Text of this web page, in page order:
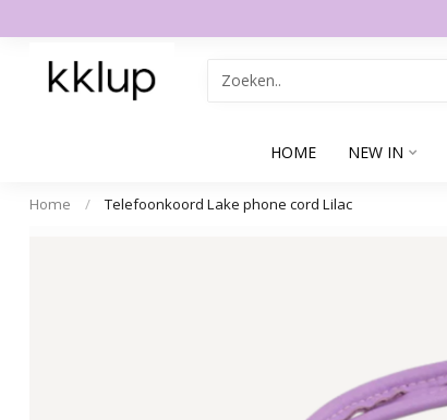
HOME NEW IN
Home / Telefoonkoord Lake phone cord Lilac